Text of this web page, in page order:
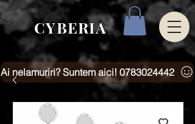
CYBERIA
Ai nelamuriri? Suntem aici! 0783024442